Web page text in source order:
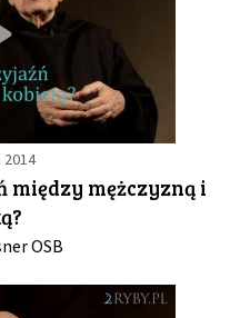
między mężczyzną i
OSB